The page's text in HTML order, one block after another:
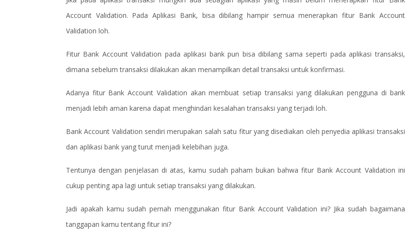
Account Validation. Pada Aplikasi Bank, bisa dibilang hampir semua menerapkan fitur Bank Account
Validation loh.
Fitur Bank Account Validation pada aplikasi bank pun bisa dibilang sama seperti pada aplikasi transaksi,
dimana sebelum transaksi dilakukan akan menampilkan detail transaksi untuk konfirmasi.
Adanya fitur Bank Account Validation akan membuat setiap transaksi yang dilakukan pengguna di bank
menjadi lebih aman karena dapat menghindari kesalahan transaksi yang terjadi loh.
Bank Account Validation sendiri merupakan salah satu fitur yang disediakan oleh penyedia aplikasi transaksi
dan aplikasi bank yang turut menjadi kelebihan juga.
Tentunya dengan penjelasan di atas, kamu sudah paham bukan bahwa fitur Bank Account Validation ini
cukup penting apa lagi untuk setiap transaksi yang dilakukan.
Jadi apakah kamu sudah pernah menggunakan fitur Bank Account Validation ini? Jika sudah bagaimana
tanggapan kamu tentang fitur ini?